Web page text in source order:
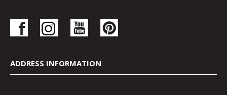
ADDRESS INFORMATION